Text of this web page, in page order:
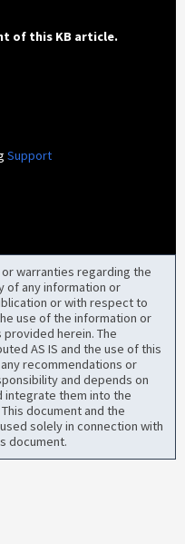
of this KB article.
Support
warranties regarding the
of any information or
or with respect to
use of the information or
herein. The
AS IS and the use of this
recommendations or
and depends on
integrate them into the
document and the
solely in connection with
document.